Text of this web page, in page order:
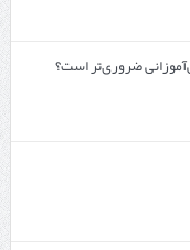
ضروری‌تر است؟